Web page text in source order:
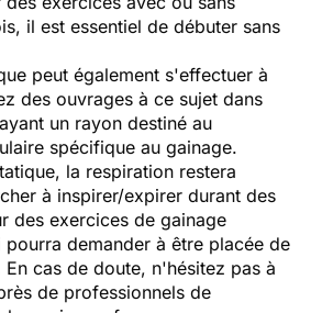
il est essentiel de débuter sans
peut également s'effectuer à
des ouvrages à ce sujet dans
un rayon destiné au
spécifique au gainage.
la respiration restera
à inspirer/expirer durant des
des exercices de gainage
demander à être placée de
cas de doute, n'hésitez pas à
de professionnels de